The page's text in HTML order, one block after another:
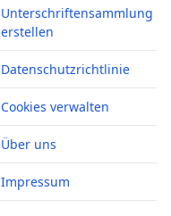
Unterschriftensammlung
erstellen
Datenschutzrichtlinie
Cookies verwalten
Über uns
Impressum